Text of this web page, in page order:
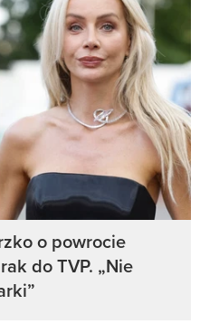
o powrocie
do TVP. „Nie